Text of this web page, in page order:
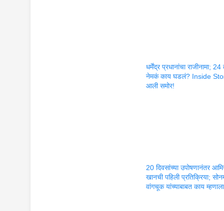
धर्मेंद्र प्रधानांचा राजीनामा; 24
नेमकं काय घडलं? Inside
आली समोर!
20 दिवसांच्या उपोषणानंतर
खानची पहिली प्रतिक्रिया;
वांगचूक यांच्याबाबत काय